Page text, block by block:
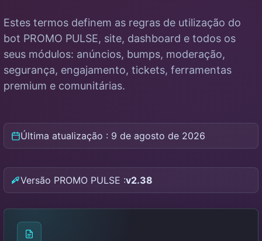
Estes termos definem as regras de utilização do
bot PROMO PULSE, site, dashboard e todos os
seus módulos: anúncios, bumps, moderação,
segurança, engajamento, tickets, ferramentas
premium e comunitárias.
Última atualização : 9 de agosto de 2026
Versão PROMO PULSE :v2.38